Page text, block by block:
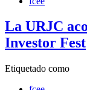
La URJC
Investor Fest
Etiquetado como